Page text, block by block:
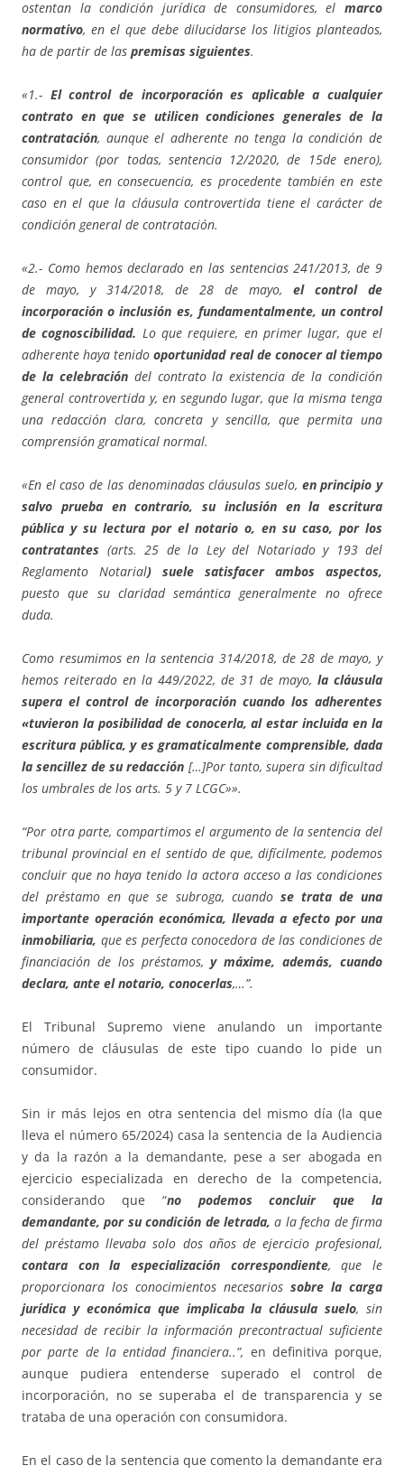
ostentan la condición jurídica de consumidores, el marco
normativo, en el que debe dilucidarse los litigios planteados,
ha de partir de las premisas siguientes.
«1.- El control de incorporación es aplicable a cualquier
contrato en que se utilicen condiciones generales de la
contratación, aunque el adherente no tenga la condición de
consumidor (por todas, sentencia 12/2020, de 15de enero),
control que, en consecuencia, es procedente también en este
caso en el que la cláusula controvertida tiene el carácter de
condición general de contratación.
«2.- Como hemos declarado en las sentencias 241/2013, de 9
de mayo, y 314/2018, de 28 de mayo, el control de
incorporación o inclusión es, fundamentalmente, un control
de cognoscibilidad. Lo que requiere, en primer lugar, que el
adherente haya tenidooportunidad real de conocer al tiempo
de la celebracióndel contrato la existencia de la condición
general controvertida y, en segundo lugar, que la misma tenga
una redacción clara, concreta y sencilla, que permita una
comprensión gramatical normal.
«En el caso de las denominadas cláusulas suelo, en principio y
salvo prueba en contrario, su inclusión en la escritura
pública y su lectura por el notario o, en su caso, por los
contratantes (arts. 25 de la Ley del Notariado y 193 del
Reglamento Notarial) suele satisfacer ambos aspectos,
puesto que su claridad semántica generalmente no ofrece
duda.
Como resumimos en la sentencia 314/2018, de 28 de mayo, y
hemos reiterado en la 449/2022, de 31 de mayo, la cláusula
supera el control de incorporación cuando los adherentes
«tuvieron la posibilidad de conocerla, al estar incluida en la
escritura pública, y es gramaticalmente comprensible, dada
la sencillez de su redacción […]Por tanto, supera sin dificultad
los umbrales de los arts. 5 y 7 LCGC»».
“Por otra parte, compartimos el argumento de la sentencia del
tribunal provincial en el sentido de que, difícilmente, podemos
concluir que no haya tenido la actora acceso a las condiciones
del préstamo en que se subroga, cuando se trata de una
importante operación económica, llevada a efecto por una
inmobiliaria, que es perfecta conocedora de las condiciones de
financiación de los préstamos,y máxime, además, cuando
declara, ante el notario, conocerlas,…”.
El Tribunal Supremo viene anulando un importante
número de cláusulas de este tipo cuando lo pide un
consumidor.
Sin ir más lejos en otra sentencia del mismo día (la que
lleva el número 65/2024) casa la sentencia de la Audiencia
y da la razón a la demandante, pese a ser abogada en
ejercicio especializada en derecho de la competencia,
considerando que “no podemos concluir que la
demandante, por su condición de letrada, a la fecha de firma
del préstamo llevaba solo dos años de ejercicio profesional,
contara con la especialización correspondiente, que le
proporcionara los conocimientos necesarios sobre la carga
jurídica y económica que implicaba la cláusula suelo, sin
necesidad de recibir la información precontractual suficiente
por parte de la entidad financiera..”, en definitiva porque,
aunque pudiera entenderse superado el control de
incorporación, no se superaba el de transparencia y se
trataba de una operación con consumidora.
En el caso de la sentencia que comento la demandante era